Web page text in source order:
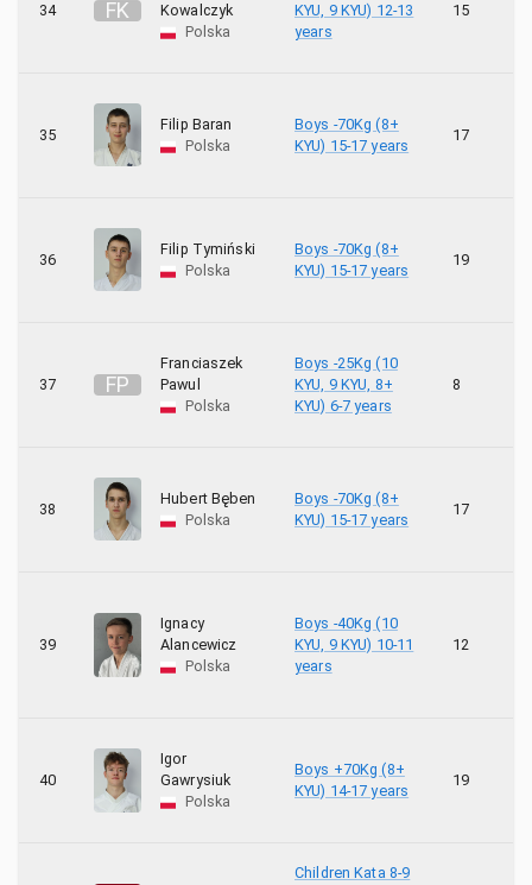
34 FK
Kowalczyk
Polska
KYU, 9 KYU) 12-13
years
15
35
Filip Baran
Polska
Boys -70Kg (8+
KYU) 15-17 years
17
36
Filip Tymiński
Polska
Boys -70Kg (8+
KYU) 15-17 years
19
37 FP
Franciaszek
Pawul
Polska
Boys -25Kg (10
KYU, 9 KYU, 8+
KYU) 6-7 years
8
38
Hubert Bęben
Polska
Boys -70Kg (8+
KYU) 15-17 years
17
39
Ignacy
Alancewicz
Polska
Boys -40Kg (10
KYU, 9 KYU) 10-11
years
12
40
Igor
Gawrysiuk
Polska
Boys +70Kg (8+
KYU) 14-17 years
19
Children Kata 8-9